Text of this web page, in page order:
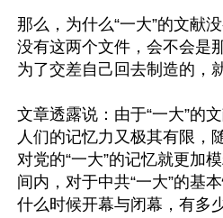
那么，为什么“一大”的文献
没有这两个文件，会不会是
为了交差自己回去制造的，
文章透露说：由于“一大”的
人们的记忆力又极其有限，
对党的“一大”的记忆就更加
间内，对于中共“一大”的基
什么时候开幕与闭幕，有多